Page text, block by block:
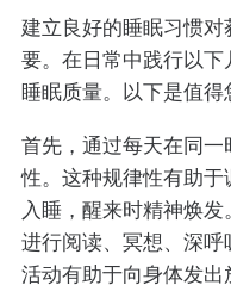
建立良好的睡眠习惯
要。在日常中践行以
睡眠质量。以下是值得
首先，通过每天在同
性。这种规律性有助
入睡，醒来时精神焕
进行阅读、冥想、深
活动有助于向身体发出